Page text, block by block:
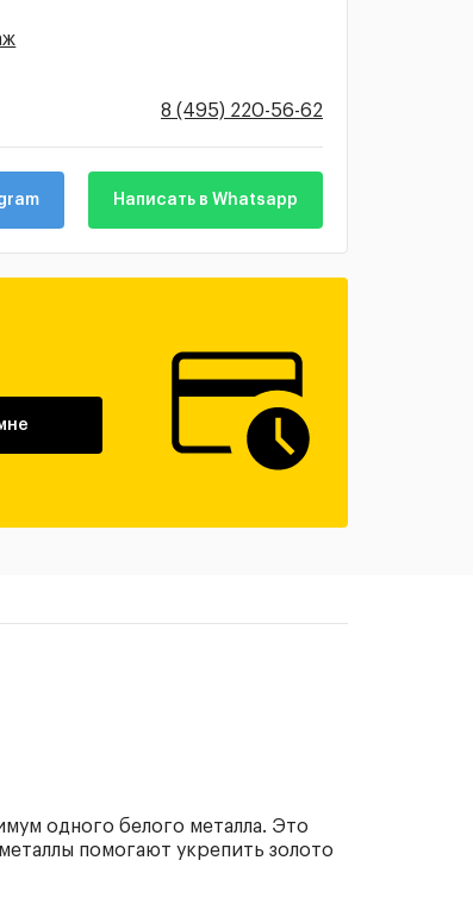
8 (495) 220-56-62
Написать в Whatsapp
одного белого металла. Это
помогают укрепить золото